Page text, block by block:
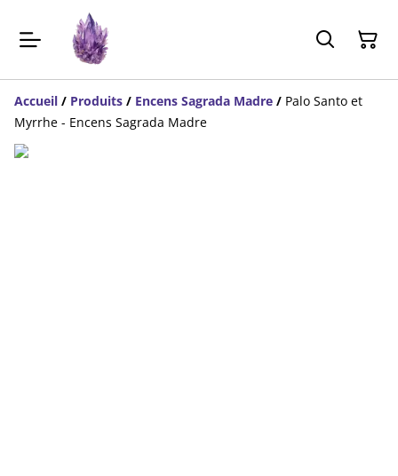
Accueil / Produits / Encens Sagrada Madre / Palo Santo et
Myrrhe - Encens Sagrada Madre